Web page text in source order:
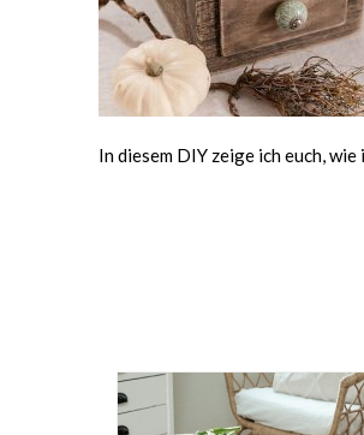
In diesem DIY zeige ich euch,